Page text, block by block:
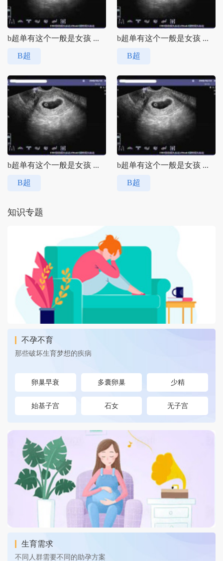
b超单有这个一般是女孩 ...
B超
b超单有这个一般是女孩 ...
B超
b超单有这个一般是女孩 ...
B超
b超单有这个一般是女孩 ...
B超
知识专题
不孕不育
那些破坏生育梦想的疾病
卵巢早衰 多囊卵巢 少精
始基子宫 石女 无子宫
生育需求
不同人群需要不同的助孕方案